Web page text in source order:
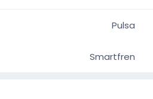
Pulsa
Smartfren